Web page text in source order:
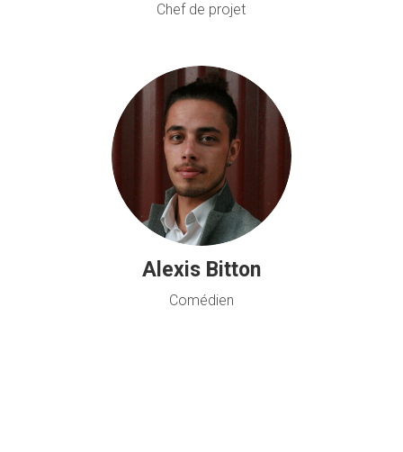
Chef de projet
Alexis Bitton
Comédien